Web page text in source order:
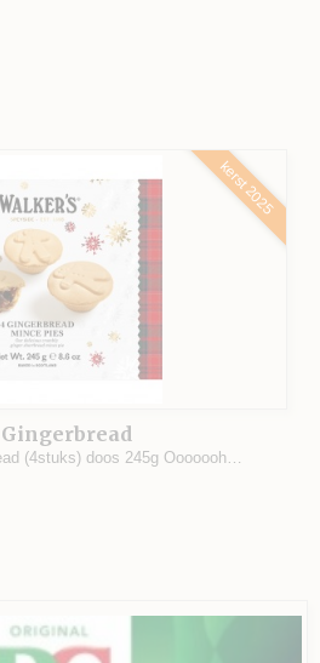
kerst 2025
(4stuks) doos 245g Ooooooh…